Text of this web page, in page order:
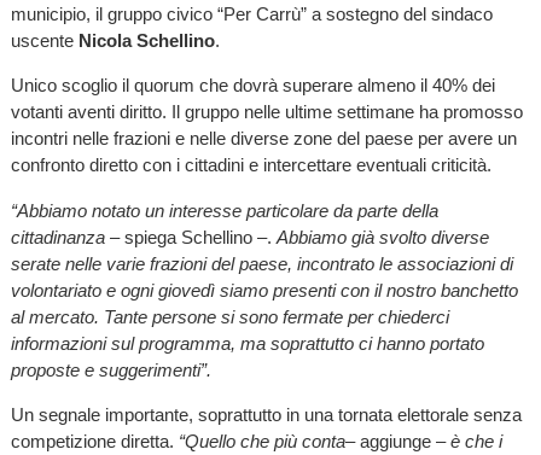
municipio, il gruppo civico “Per Carrù” a sostegno del sindaco
uscente Nicola Schellino.
Unico scoglio il quorum che dovrà superare almeno il 40% dei
votanti aventi diritto. Il gruppo nelle ultime settimane ha promosso
incontri nelle frazioni e nelle diverse zone del paese per avere un
confronto diretto con i cittadini e intercettare eventuali criticità.
“Abbiamo notato un interesse particolare da parte della
cittadinanza– spiega Schellino –. Abbiamo già svolto diverse
serate nelle varie frazioni del paese, incontrato le associazioni di
volontariato e ogni giovedì siamo presenti con il nostro banchetto
al mercato. Tante persone si sono fermate per chiederci
informazioni sul programma, ma soprattutto ci hanno portato
proposte e suggerimenti”.
Un segnale importante, soprattutto in una tornata elettorale senza
competizione diretta. “Quello che più conta– aggiunge –è che i